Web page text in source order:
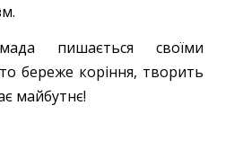
пишається своїми
береже коріння, творить
майбутнє!